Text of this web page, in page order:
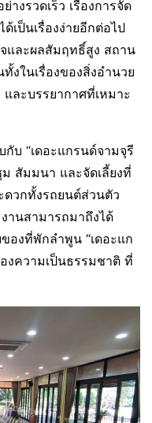
งรวดเร็ว เรื่องการจัด
เป็นเรื่องง่ายอีกต่อไป
และผลสัมฤทธิ์สูง สถาน
งในเรื่องของสิ่งอำนวย
ละบรรยากาศที่เหมาะ
บ “เดอะแกรนด์จามจุรี
สัมมนา และจัดเลี้ยงที่
วกทั้งรถยนต์ส่วนตัว
านสามารถมาถึงได้
องที่พักลำพูน “เดอะแก
งความเป็นธรรมชาติ ที่